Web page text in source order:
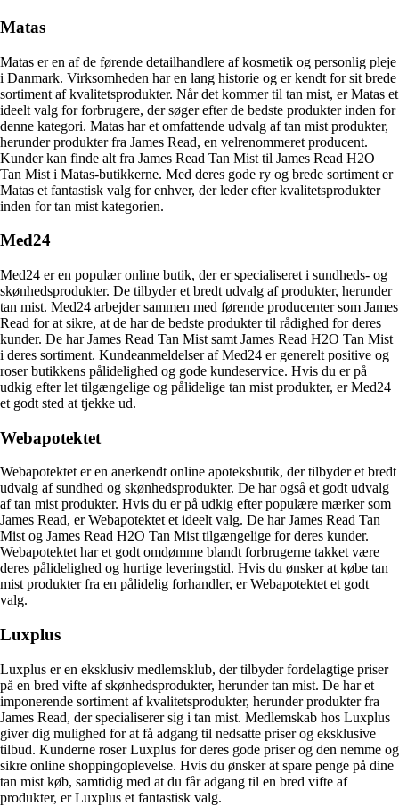
Matas
Matas er en af de førende detailhandlere af kosmetik og personlig pleje
i Danmark. Virksomheden har en lang historie og er kendt for sit brede
sortiment af kvalitetsprodukter. Når det kommer til tan mist, er Matas et
ideelt valg for forbrugere, der søger efter de bedste produkter inden for
denne kategori. Matas har et omfattende udvalg af tan mist produkter,
herunder produkter fra James Read, en velrenommeret producent.
Kunder kan finde alt fra James Read Tan Mist til James Read H2O
Tan Mist i Matas-butikkerne. Med deres gode ry og brede sortiment er
Matas et fantastisk valg for enhver, der leder efter kvalitetsprodukter
inden for tan mist kategorien.
Med24
Med24 er en populær online butik, der er specialiseret i sundheds- og
skønhedsprodukter. De tilbyder et bredt udvalg af produkter, herunder
tan mist. Med24 arbejder sammen med førende producenter som James
Read for at sikre, at de har de bedste produkter til rådighed for deres
kunder. De har James Read Tan Mist samt James Read H2O Tan Mist
i deres sortiment. Kundeanmeldelser af Med24 er generelt positive og
roser butikkens pålidelighed og gode kundeservice. Hvis du er på
udkig efter let tilgængelige og pålidelige tan mist produkter, er Med24
et godt sted at tjekke ud.
Webapotektet
Webapotektet er en anerkendt online apoteksbutik, der tilbyder et bredt
udvalg af sundhed og skønhedsprodukter. De har også et godt udvalg
af tan mist produkter. Hvis du er på udkig efter populære mærker som
James Read, er Webapotektet et ideelt valg. De har James Read Tan
Mist og James Read H2O Tan Mist tilgængelige for deres kunder.
Webapotektet har et godt omdømme blandt forbrugerne takket være
deres pålidelighed og hurtige leveringstid. Hvis du ønsker at købe tan
mist produkter fra en pålidelig forhandler, er Webapotektet et godt
valg.
Luxplus
Luxplus er en eksklusiv medlemsklub, der tilbyder fordelagtige priser
på en bred vifte af skønhedsprodukter, herunder tan mist. De har et
imponerende sortiment af kvalitetsprodukter, herunder produkter fra
James Read, der specialiserer sig i tan mist. Medlemskab hos Luxplus
giver dig mulighed for at få adgang til nedsatte priser og eksklusive
tilbud. Kunderne roser Luxplus for deres gode priser og den nemme og
sikre online shoppingoplevelse. Hvis du ønsker at spare penge på dine
tan mist køb, samtidig med at du får adgang til en bred vifte af
produkter, er Luxplus et fantastisk valg.